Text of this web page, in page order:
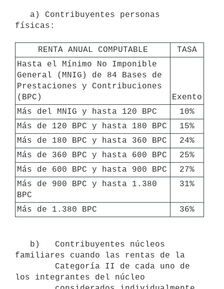
físicas:
RENTA ANUAL COMPUTABLE
TASA
Hasta el Mínimo No Imponible
General (MNIG) de 84 Bases de
Prestaciones y Contribuciones
(BPC)
Exento
Más del MNIG y hasta 120 BPC
10%
Más de 120 BPC y hasta 180 BPC
15%
Más de 180 BPC y hasta 360 BPC
24%
Más de 360 BPC y hasta 600 BPC
25%
Más de 600 BPC y hasta 900 BPC
27%
Más de 900 BPC y hasta 1.380
BPC
31%
Más de 1.380 BPC 36%
familiares cuando las rentas de la
los integrantes del núcleo